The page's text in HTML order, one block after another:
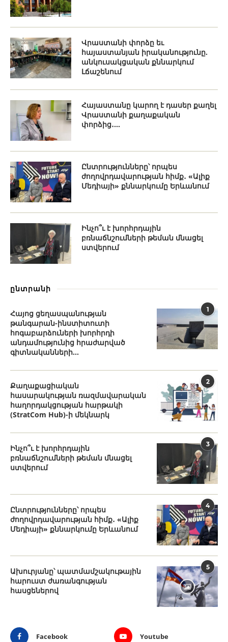
Վրաստանի փորձը եւ
հայաստանյան իրականությունը.
անկուսակցական քննարկում
Լճաշենում
Հայաստանը կարող է դասեր քաղել
Վրաստանի քաղաքական
փորձից․...
Ընտրությունները՝ որպես
ժողովրդավարության հիմք․ «Ալիք
Մեդիայի» քննարկումը Երևանում
Ինչո՞ւ է խորհրդային
բռնաճնշումների թեման մնացել
ստվերում
ընտրանի
1
Հայոց ցեղասպանության
թանգարան-ինստիտուտի
հոգաբարձուների խորհրդի
անդամությունից հրաժարված
գիտնականների...
2
Քաղաքացիական
հասարակության ռազմավարական
հաղորդակցության հարթակի
(StratCom Hub)-ի մեկնարկ
3
Ինչո՞ւ է խորհրդային
բռնաճնշումների թեման մնացել
ստվերում
4
Ընտրությունները՝ որպես
ժողովրդավարության հիմք․ «Ալիք
Մեդիայի» քննարկումը Երևանում
5
Ախուրյանը՝ պատմամշակութային
հարուստ ժառանգության
հասցեներով
Facebook Youtube